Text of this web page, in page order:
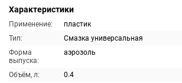
Характеристики
Применение:
пластик
Тип:
Смазка универсальная
Форма
выпуска:
аэрозоль
Объём, л:
0.4